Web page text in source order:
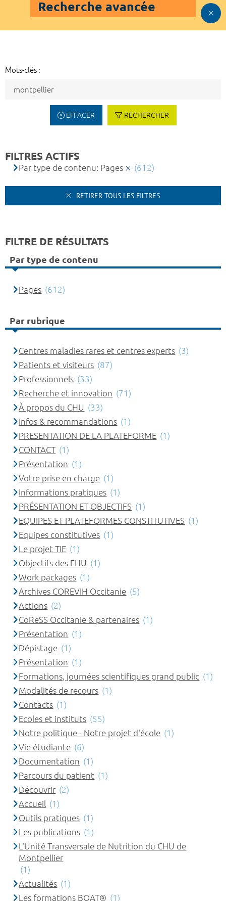
Recherche avancée
Mots-clés :
EFFACER RECHERCHER
FILTRES ACTIFS
Par type de contenu: Pages (612)
RETIRER TOUS LES FILTRES
FILTRE DE RÉSULTATS
Par type de contenu
Pages (612)
Par rubrique
Centres maladies rares et centres experts (3)
Patients et visiteurs (87)
Professionnels (33)
Recherche et innovation (71)
À propos du CHU (33)
Infos & recommandations (1)
PRESENTATION DE LA PLATEFORME (1)
CONTACT (1)
Présentation (1)
Votre prise en charge (1)
Informations pratiques (1)
PRÉSENTATION ET OBJECTIFS (1)
EQUIPES ET PLATEFORMES CONSTITUTIVES (1)
Equipes constitutives (1)
Le projet TIE (1)
Objectifs des FHU (1)
Work packages (1)
Archives COREVIH Occitanie (5)
Actions (2)
CoReSS Occitanie & partenaires (1)
Présentation (1)
Dépistage (1)
Présentation (1)
Formations, journées scientifiques grand public (1)
Modalités de recours (1)
Contacts (1)
Ecoles et instituts (55)
Notre politique - Notre projet d'école (1)
Vie étudiante (6)
Documentation (1)
Parcours du patient (1)
Découvrir (2)
Accueil (1)
Outils pratiques (1)
Les publications (1)
L'Unité Transversale de Nutrition du CHU de
Montpellier
(1)
Actualités (1)
Les formations BOAT® (1)